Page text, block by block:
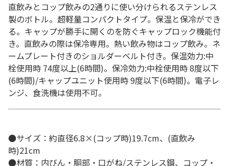
直飲みとコップ飲みの2通りに使い分けられるステンレス
製のボトル。超軽量コンパクトタイプ。保温と保冷ができ
る。キャップが勝手に開くのを防ぐキャップロック機能付
き。直飲みの際は保冷専用。熱い飲み物はコップ飲み。ネ
ームプレート付きのショルダーベルト付き。保温効力:中
栓使用時 74度以上(6時間)。保冷効力:中栓使用時 8度以下
(6時間)/キャップユニット使用時 9度以下(6時間)。電子レ
ンジ、食洗機は使用不可。
●サイズ：約直径6.8×(コップ時)19.7cm、(直飲み
時)21cm
●材質：内びん・胴部・口がね/ステンレス鋼、コップ・